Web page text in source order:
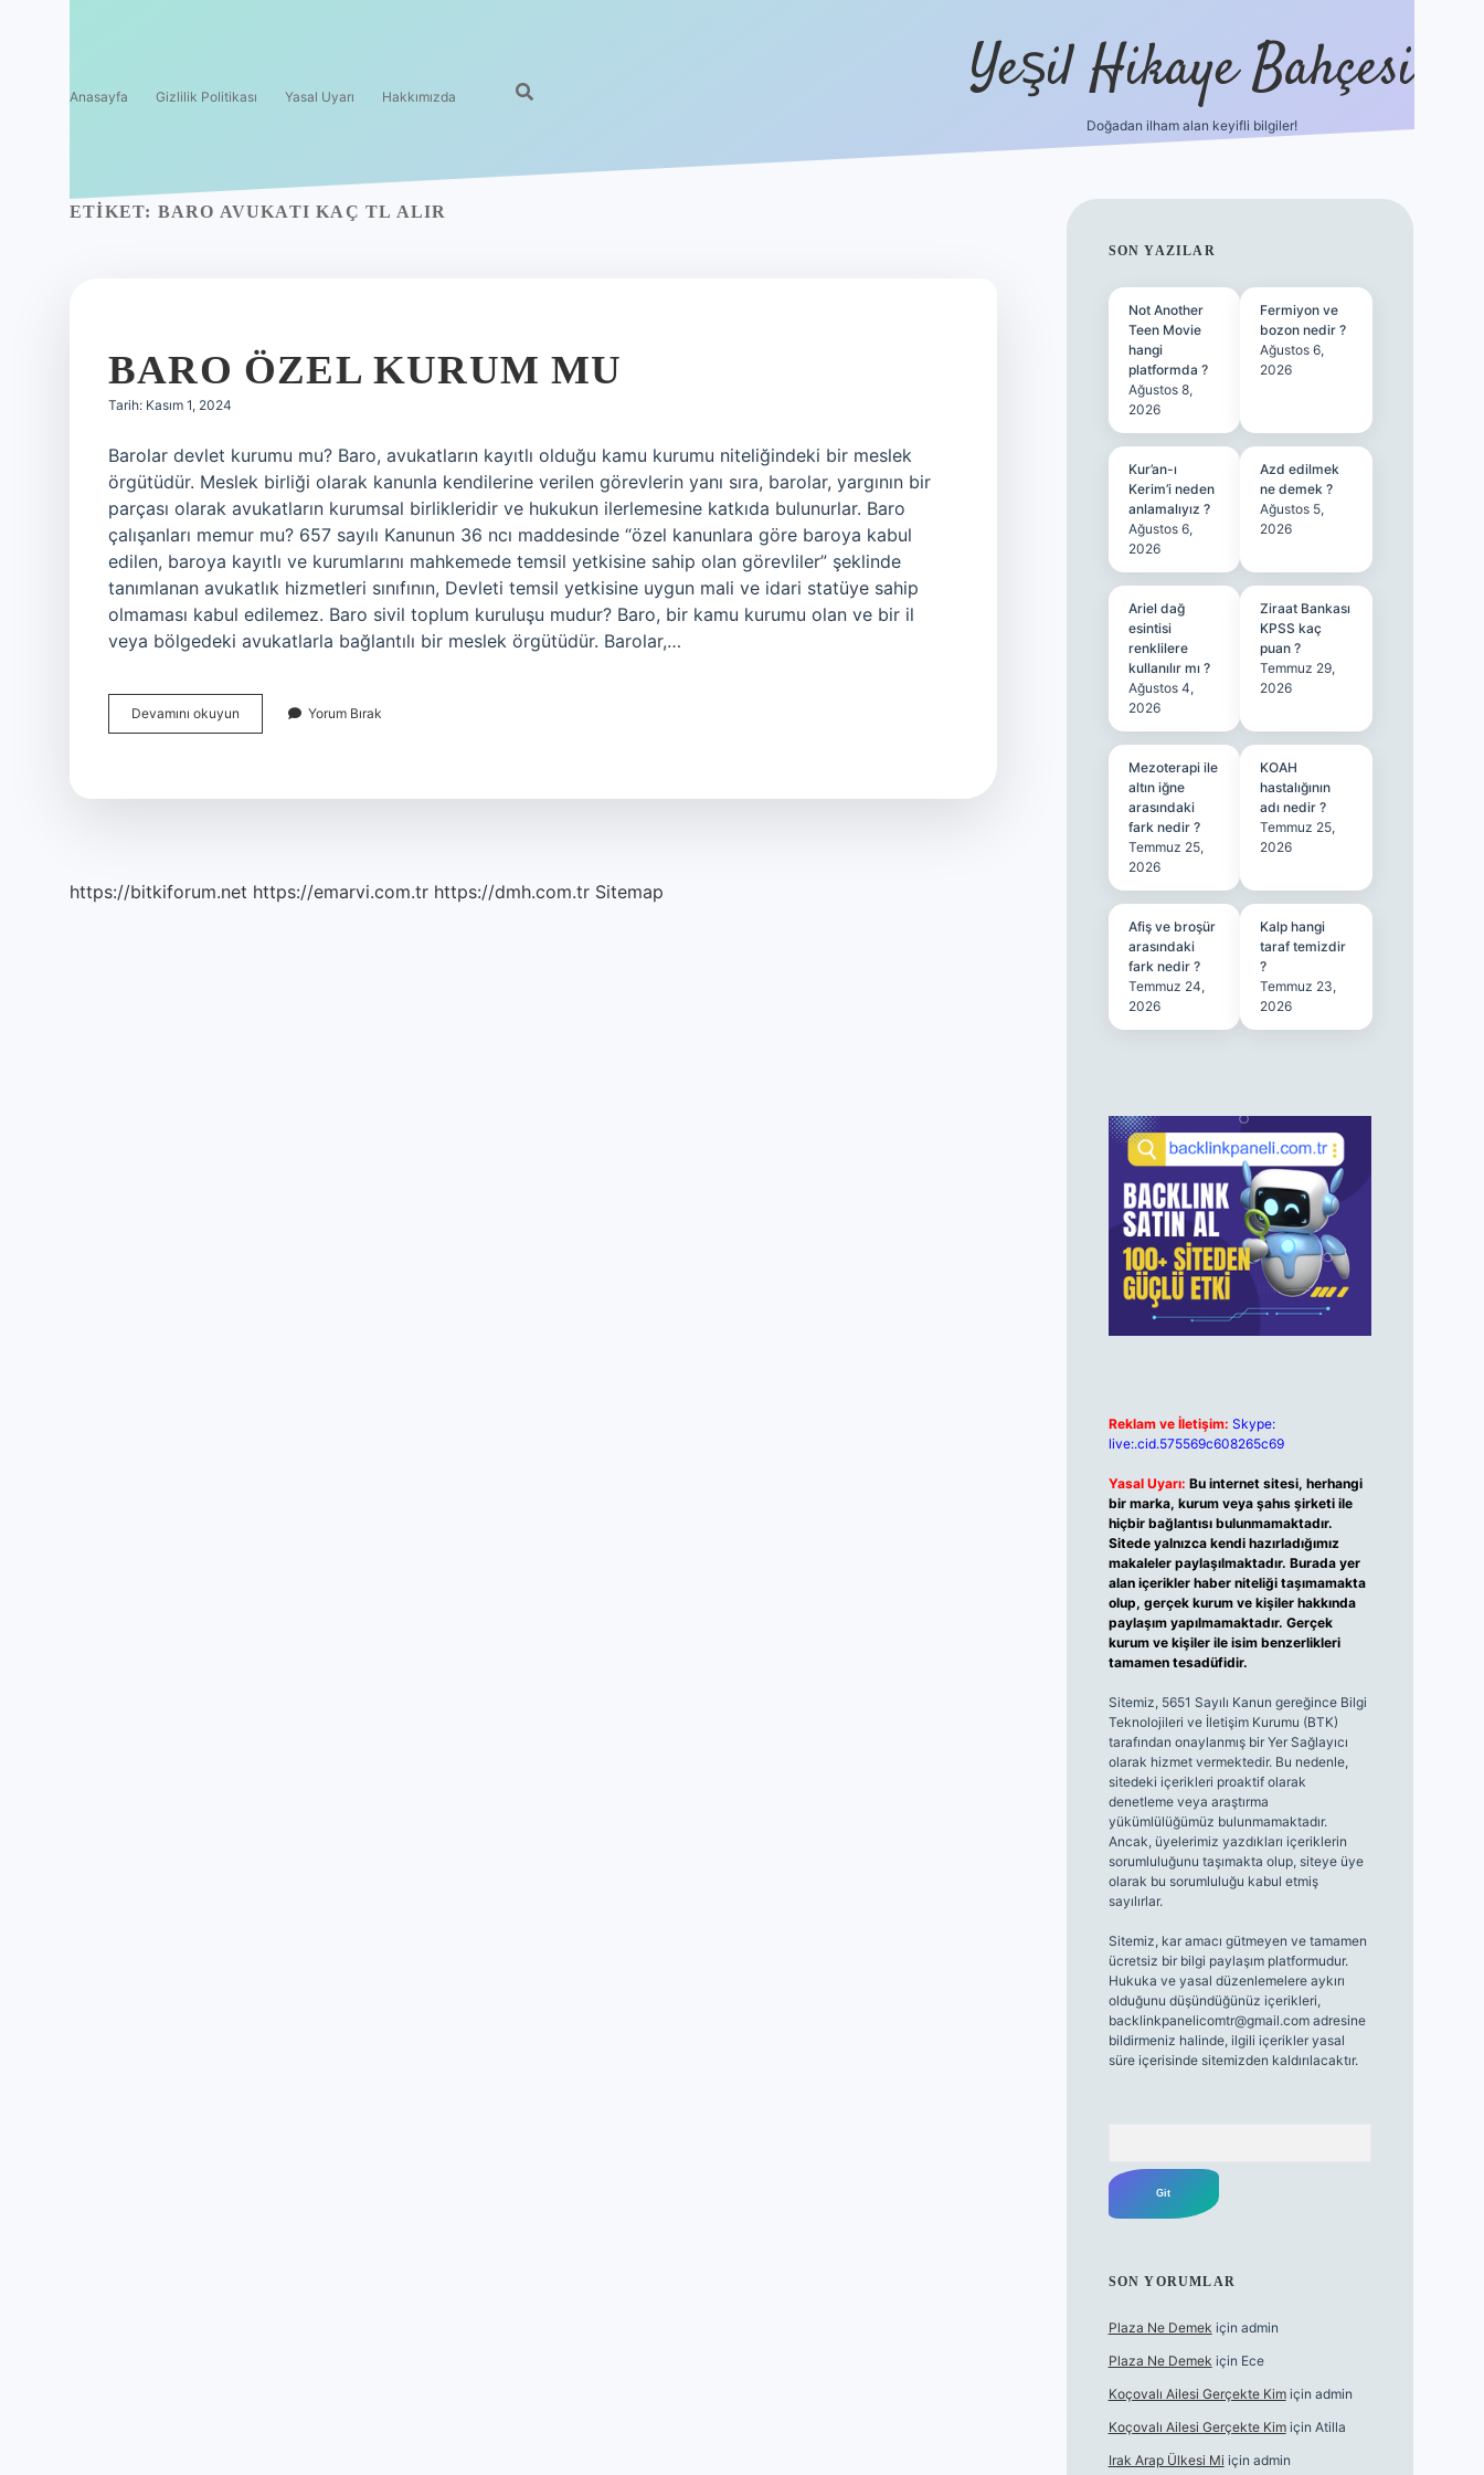
Anasayfa Gizlilik Politikası Yasal Uyarı Hakkımızda Yeşil Hikaye Bahçesi
Doğadan ilham alan keyifli bilgiler!
ETIKET: BARO AVUKATI KAÇ TL ALIR
BARO ÖZEL KURUM MU
Tarih: Kasım 1, 2024
Barolar devlet kurumu mu? Baro, avukatların kayıtlı olduğu kamu kurumu niteliğindeki bir meslek
örgütüdür. Meslek birliği olarak kanunla kendilerine verilen görevlerin yanı sıra, barolar, yargının bir
parçası olarak avukatların kurumsal birlikleridir ve hukukun ilerlemesine katkıda bulunurlar. Baro
çalışanları memur mu? 657 sayılı Kanunun 36 ncı maddesinde “özel kanunlara göre baroya kabul
edilen, baroya kayıtlı ve kurumlarını mahkemede temsil yetkisine sahip olan görevliler” şeklinde
tanımlanan avukatlık hizmetleri sınıfının, Devleti temsil yetkisine uygun mali ve idari statüye sahip
olmaması kabul edilemez. Baro sivil toplum kuruluşu mudur? Baro, bir kamu kurumu olan ve bir il
veya bölgedeki avukatlarla bağlantılı bir meslek örgütüdür. Barolar,…
Devamını okuyun
Özel
Yorum Bırak
https://bitkiforum.net https://emarvi.com.tr https://dmh.com.tr Sitemap
SIDEBAR
SON YAZILAR
Not Another
Teen Movie
hangi
platformda ?
Ağustos 8,
2026
Fermiyon ve
bozon nedir ?
Ağustos 6,
2026
Kur’an-ı
Kerim’i neden
anlamalıyız ?
Ağustos 6,
2026
Azd edilmek
ne demek ?
Ağustos 5,
2026
Ariel dağ
esintisi
renklilere
kullanılır mı ?
Ağustos 4,
2026
Ziraat Bankası
KPSS kaç
puan ?
Temmuz 29,
2026
Mezoterapi ile
altın iğne
arasındaki
fark nedir ?
Temmuz 25,
2026
KOAH
hastalığının
adı nedir ?
Temmuz 25,
2026
Afiş ve broşür
arasındaki
fark nedir ?
Temmuz 24,
2026
Kalp hangi
taraf temizdir
?
Temmuz 23,
2026
Reklam ve İletişim: Skype:
live:.cid.575569c608265c69
Yasal Uyarı: Bu internet sitesi, herhangi
bir marka, kurum veya şahıs şirketi ile
hiçbir bağlantısı bulunmamaktadır.
Sitede yalnızca kendi hazırladığımız
makaleler paylaşılmaktadır. Burada yer
alan içerikler haber niteliği taşımamakta
olup, gerçek kurum ve kişiler hakkında
paylaşım yapılmamaktadır. Gerçek
kurum ve kişiler ile isim benzerlikleri
tamamen tesadüfidir.
Sitemiz, 5651 Sayılı Kanun gereğince Bilgi
Teknolojileri ve İletişim Kurumu (BTK)
tarafından onaylanmış bir Yer Sağlayıcı
olarak hizmet vermektedir. Bu nedenle,
sitedeki içerikleri proaktif olarak
denetleme veya araştırma
yükümlülüğümüz bulunmamaktadır.
Ancak, üyelerimiz yazdıkları içeriklerin
sorumluluğunu taşımakta olup, siteye üye
olarak bu sorumluluğu kabul etmiş
sayılırlar.
Sitemiz, kar amacı gütmeyen ve tamamen
ücretsiz bir bilgi paylaşım platformudur.
Hukuka ve yasal düzenlemelere aykırı
olduğunu düşündüğünüz içerikleri,
backlinkpanelicomtr@gmail.comadresine
bildirmeniz halinde, ilgili içerikler yasal
süre içerisinde sitemizden kaldırılacaktır.
SON YORUMLAR
Plaza Ne Demek için admin
Plaza Ne Demek için Ece
Koçovalı Ailesi Gerçekte Kimiçin admin
Koçovalı Ailesi Gerçekte Kimiçin Atilla
Irak Arap Ülkesi Mi için admin
ilbet güncel giriş adresiilbet